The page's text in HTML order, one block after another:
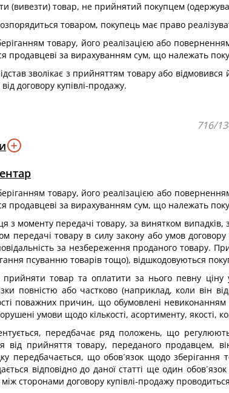
(вивезти) товар, не прийнятий покупцем
товаром, покупець має право
товару, його реалізацією або
продавцеві за вирахуванням сум, що належать
зволікає з прийняттям товару або
договору купівлі-продажу.
716/
товару, його реалізацією або
продавцеві за вирахуванням сум, що належать
з моменту передачі товару, за винятком
передачі товару в силу закону або умов
за незбереження проданого товару.
псуванню товарів тощо), відшкодовуються
товар та оплатити за нього певну ціну
повністю або частково (наприклад, коли він
поважних причин, що обумовлені
умови щодо кількості, асортименту, якості,
передбачає ряд положень, що
від прийняття товару, переданого продавцем,
передбачається, що обов´язок щодо
відповідно до даної статті ще один
сторонами договору купівлі-продажу проводиться